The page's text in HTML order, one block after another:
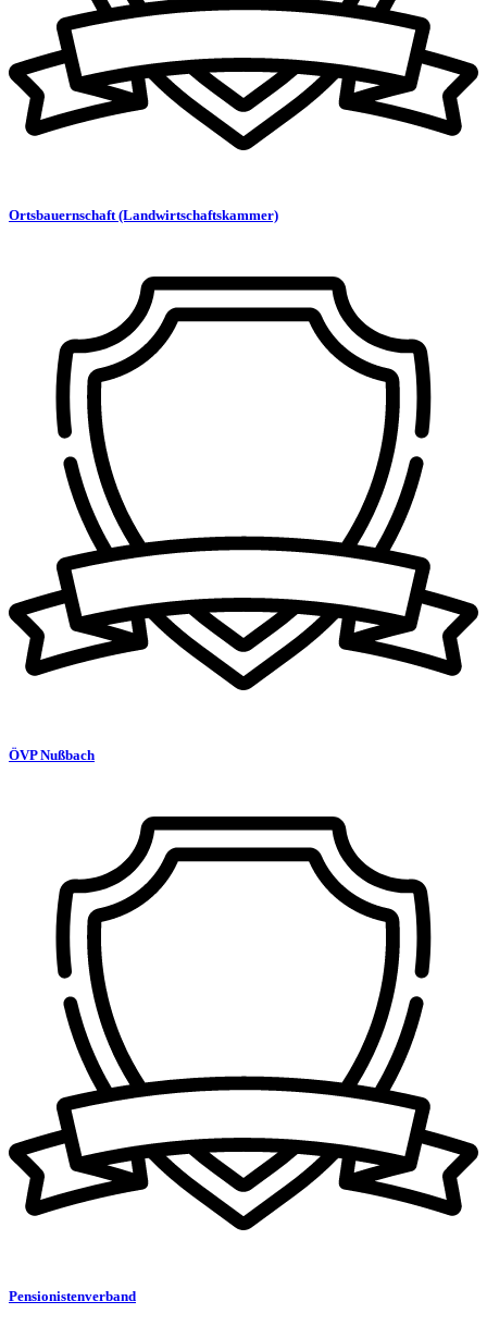
Ortsbauernschaft (Landwirtschaftskammer)
ÖVP Nußbach
Pensionistenverband